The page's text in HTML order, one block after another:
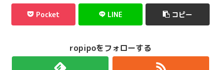
Pocket LINE コピー
ropipoをフォローする